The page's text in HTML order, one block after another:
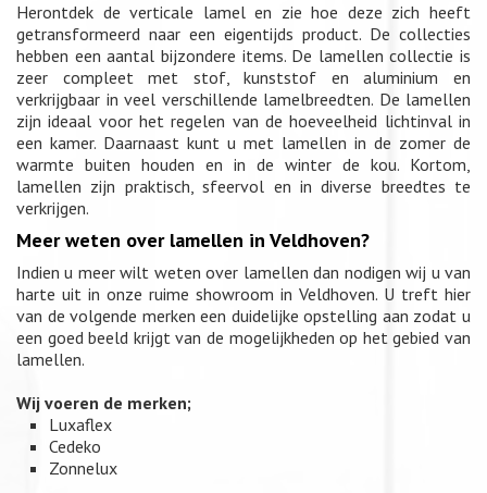
Herontdek de verticale lamel en zie hoe deze zich heeft
getransformeerd naar een eigentijds product. De collecties
hebben een aantal bijzondere items. De lamellen collectie is
zeer compleet met stof, kunststof en aluminium en
verkrijgbaar in veel verschillende lamelbreedten. De lamellen
zijn ideaal voor het regelen van de hoeveelheid lichtinval in
een kamer. Daarnaast kunt u met lamellen in de zomer de
warmte buiten houden en in de winter de kou. Kortom,
lamellen zijn praktisch, sfeervol en in diverse breedtes te
verkrijgen.
Meer weten over lamellen in Veldhoven?
Indien u meer wilt weten over lamellen dan nodigen wij u van
harte uit in onze ruime showroom in Veldhoven. U treft hier
van de volgende merken een duidelijke opstelling aan zodat u
een goed beeld krijgt van de mogelijkheden op het gebied van
lamellen.
Wij voeren de merken;
Luxaflex
Cedeko
Zonnelux